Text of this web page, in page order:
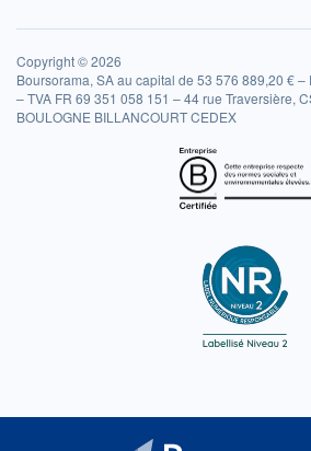
Copyright © 2026
Boursorama, SA au capital de 53 576 889,20 €
– TVA FR 69 351 058 151 – 44 rue Traversière,
BOULOGNE BILLANCOURT CEDEX